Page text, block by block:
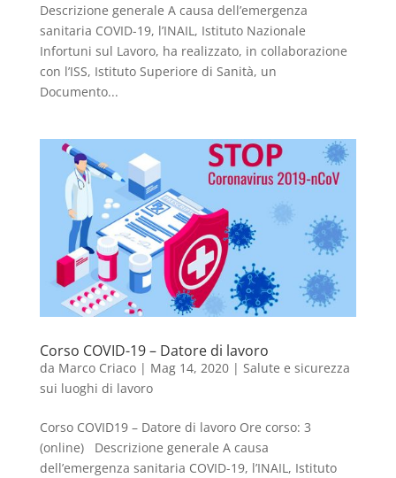
Descrizione generale A causa dell’emergenza
sanitaria COVID-19, l’INAIL, Istituto Nazionale
Infortuni sul Lavoro, ha realizzato, in collaborazione
con l’ISS, Istituto Superiore di Sanità, un
Documento...
Corso COVID-19 – Datore di lavoro
da Marco Criaco| Mag 14, 2020| Salute e sicurezza
sui luoghi di lavoro
Corso COVID19 – Datore di lavoro Ore corso: 3
(online) Descrizione generale A causa
dell’emergenza sanitaria COVID-19, l’INAIL, Istituto